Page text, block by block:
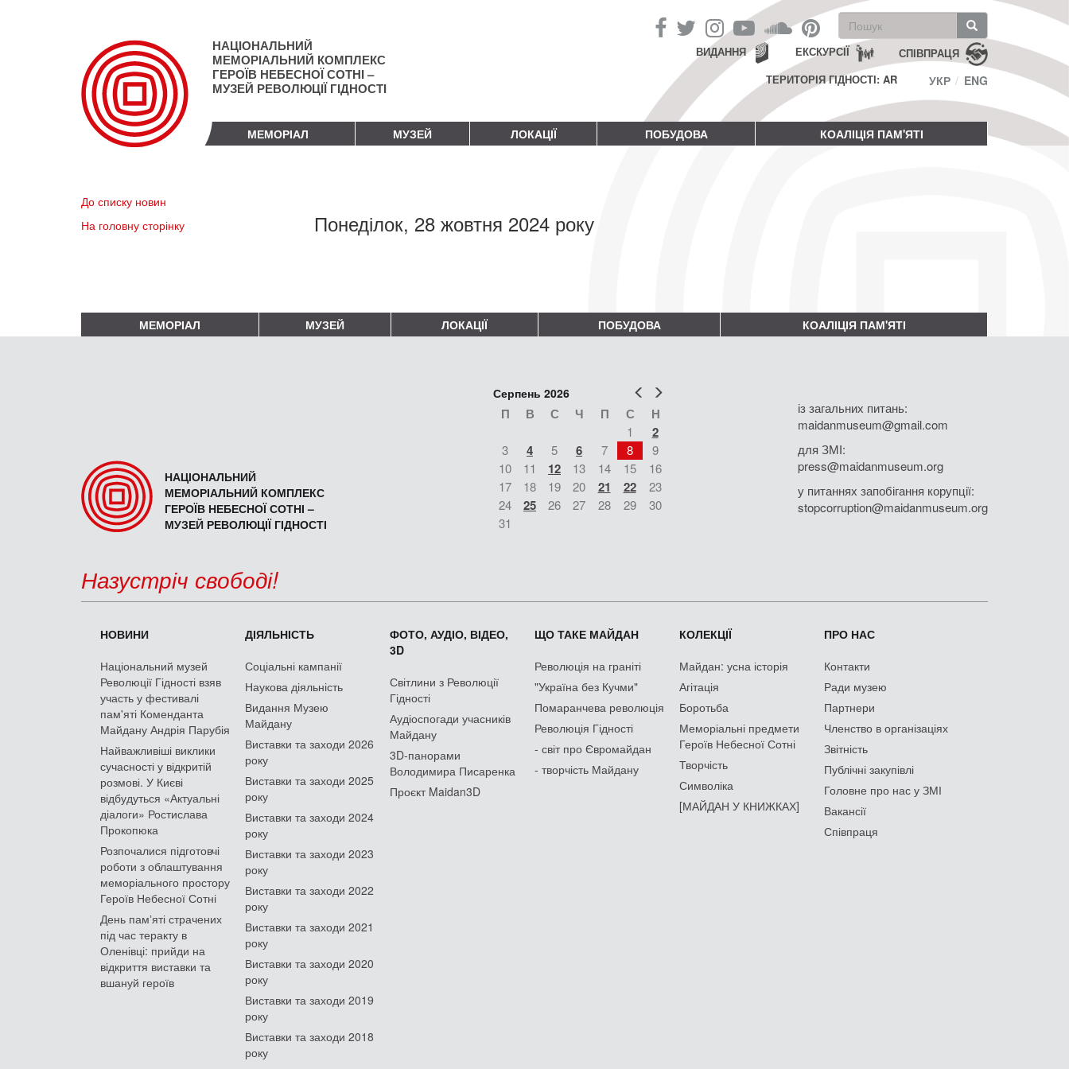
НАЦІОНАЛЬНИЙ
МЕМОРІАЛЬНИЙ КОМПЛЕКС
ГЕРОЇВ НЕБЕСНОЇ СОТНІ –
МУЗЕЙ РЕВОЛЮЦІЇ ГІДНОСТІ
Пошукова
форма
Пошук СПІВПРАЦЯ
ЕКСКУРСІЇ
ВИДАННЯ
ТЕРИТОРІЯ ГІДНОСТІ: AR
УКР ENG
МЕМОРІАЛ МУЗЕЙ ЛОКАЦІЇ ПОБУДОВА КОАЛІЦІЯ ПАМ'ЯТІ
До списку новин
На головну сторінку
Понеділок, 28 жовтня 2024 року
МЕМОРІАЛ МУЗЕЙ ЛОКАЦІЇ ПОБУДОВА КОАЛІЦІЯ ПАМ'ЯТІ
НАЦІОНАЛЬНИЙ
МЕМОРІАЛЬНИЙ КОМПЛЕКС
ГЕРОЇВ НЕБЕСНОЇ СОТНІ –
МУЗЕЙ РЕВОЛЮЦІЇ ГІДНОСТІ
Попер
Серпень 2026
П В С Ч П С Н
1 2
3 4 5 6 7 8
9
10
11 12 13 14 15
16
17
18 19 20 21 22
23
24
25 26 27 28 29
30
31
із загальних питань:
maidanmuseum@gmail.com
для ЗМІ:
press@maidanmuseum.org
у питаннях запобігання корупції:
stopcorruption@maidanmuseum.org
Назустріч свободі!
НОВИНИ
Національний музей
Революції Гідності взяв
участь у фестивалі
пам'яті Коменданта
Майдану Андрія Парубія
Найважливіші виклики
сучасності у відкритій
розмові. У Києві
відбудуться «Актуальні
діалоги» Ростислава
Прокопюка
Розпочалися підготовчі
роботи з облаштування
меморіального простору
Героїв Небесної Сотні
День памʼяті страчених
під час теракту в
Оленівці: прийди на
відкриття виставки та
вшануй героїв
ДІЯЛЬНІСТЬ
Соціальні кампанії
Наукова діяльність
Видання Музею
Майдану
Виставки та заходи 2026
року
Виставки та заходи 2025
року
Виставки та заходи 2024
року
Виставки та заходи 2023
року
Виставки та заходи 2022
року
Виставки та заходи 2021
року
Виставки та заходи 2020
року
Виставки та заходи 2019
року
Виставки та заходи 2018
року
ФОТО, АУДІО, ВІДЕО,
3D
Світлини з Революції
Гідності
Аудіоспогади учасників
Майдану
3D-панорами
Володимира Писаренка
Проєкт Maidan3D
ЩО ТАКЕ МАЙДАН
Революція на граніті
"Україна без Кучми"
Помаранчева революція
Революція Гідності
- світ про Євромайдан
- творчість Майдану
КОЛЕКЦІЇ
Майдан: усна історія
Агітація
Боротьба
Меморіальні предмети
Героїв Небесної Сотні
Творчість
Символіка
[МАЙДАН У КНИЖКАХ]
ПРО НАС
Контакти
Ради музею
Партнери
Членство в організаціях
Звітність
Публічні закупівлі
Головне про нас у ЗМІ
Вакансії
Співпраця